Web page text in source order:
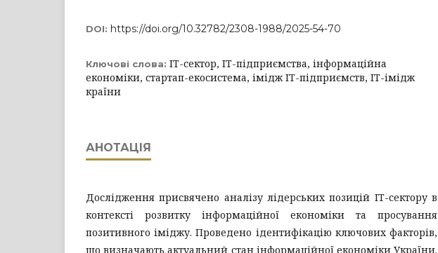
DOI: https://doi.org/10.32782/2308-1988/2025-54-70
Ключові слова: ІТ-сектор, ІТ-підприємства, інформаційна
економіки, стартап-екосистема, імідж ІТ-підприємств, ІТ-імідж
країни
АНОТАЦІЯ
Дослідження присвячено аналізу лідерських позицій ІТ-сектору в
контексті розвитку інформаційної економіки та просування
позитивного іміджу. Проведено ідентифікацію ключових факторів,
що визначають актуальний стан інформаційної економіки України.